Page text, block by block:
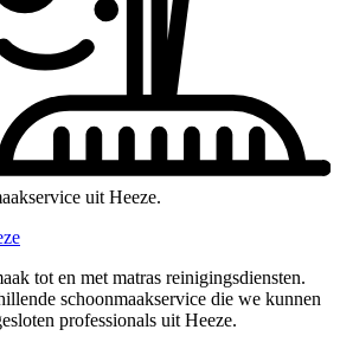
uit Heeze.
tot en met matras reinigingsdiensten.
schoonmaakservice die we kunnen
professionals uit Heeze.